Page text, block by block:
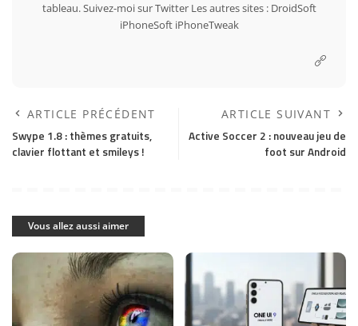
tableau. Suivez-moi surTwitterLes autres sites : DroidSoft
iPhoneSoft iPhoneTweak
ARTICLE PRÉCÉDENT
Swype 1.8 : thèmes gratuits,
clavier flottant et smileys !
ARTICLE SUIVANT
Active Soccer 2 : nouveau jeu de
foot sur Android
Vous allez aussi aimer